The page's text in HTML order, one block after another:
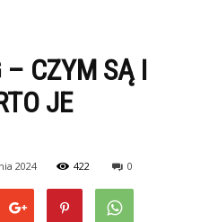
– CZYM SĄ I
JE
2024 422 0